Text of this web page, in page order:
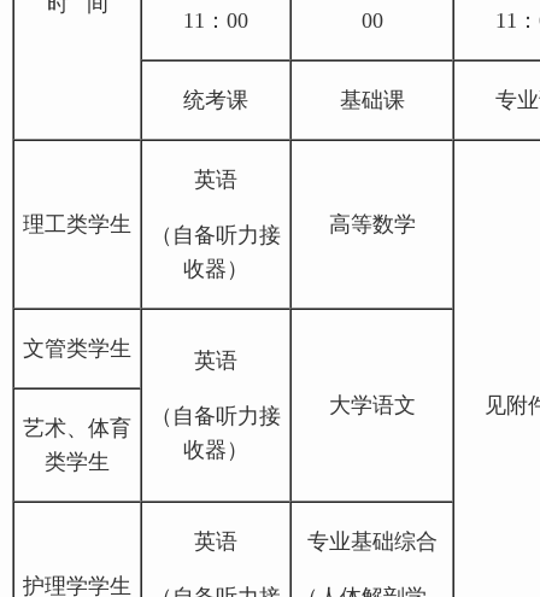
11：00
00
11
统考课 基础课 专
理工类学生
英语
（自备听力接
收器）
高等数学
见附
文管类学生 英语
（自备听力接
收器）
大学语文
艺术、体育
类学生
护理学学生
英语 专业基础综合